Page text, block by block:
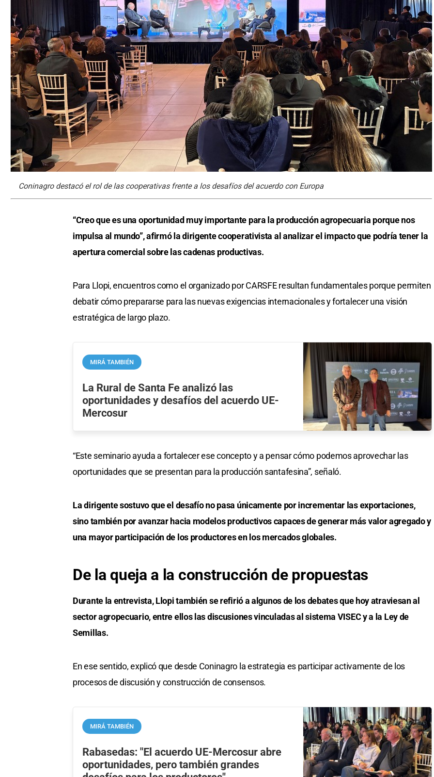
Coninagro destacó el rol de las cooperativas frente a los desafíos del acuerdo con Europa
“Creo que es una oportunidad muy importante para la producción agropecuaria porque nos
impulsa al mundo”, afirmó la dirigente cooperativista al analizar el impacto que podría tener la
apertura comercial sobre las cadenas productivas.
Para Llopi, encuentros como el organizado por CARSFE resultan fundamentales porque permiten
debatir cómo prepararse para las nuevas exigencias internacionales y fortalecer una visión
estratégica de largo plazo.
MIRÁ TAMBIÉN
La Rural de Santa Fe analizó las
oportunidades y desafíos del acuerdo UE-
Mercosur
“Este seminario ayuda a fortalecer ese concepto y a pensar cómo podemos aprovechar las
oportunidades que se presentan para la producción santafesina”, señaló.
La dirigente sostuvo que el desafío no pasa únicamente por incrementar las exportaciones,
sino también por avanzar hacia modelos productivos capaces de generar más valor agregado y
una mayor participación de los productores en los mercados globales.
De la queja a la construcción de propuestas
Durante la entrevista, Llopi también se refirió a algunos de los debates que hoy atraviesan al
sector agropecuario, entre ellos las discusiones vinculadas al sistema VISEC y a la Ley de
Semillas.
En ese sentido, explicó que desde Coninagro la estrategia es participar activamente de los
procesos de discusión y construcción de consensos.
MIRÁ TAMBIÉN
Rabasedas: "El acuerdo UE-Mercosur abre
oportunidades, pero también grandes